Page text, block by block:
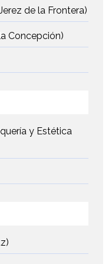
de la Frontera)
Concepción)
y Estética